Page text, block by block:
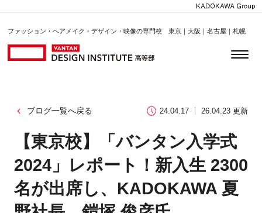
ファッション・ヘアメイク・デザイン・映像の専門校 東京｜大阪｜名古屋｜札幌
ブログ一覧へ戻る 24.04.17 26.04.23 更新
【東京校】「バンタン入学式
2024」レポート！新入生 2300
名が出席し、KADOKAWA 夏